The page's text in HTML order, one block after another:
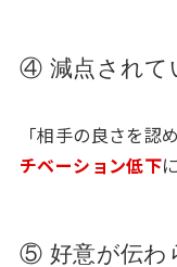
④ 減点されて
「相手の良さを認
チベーション低下
⑤ 好意が伝わ